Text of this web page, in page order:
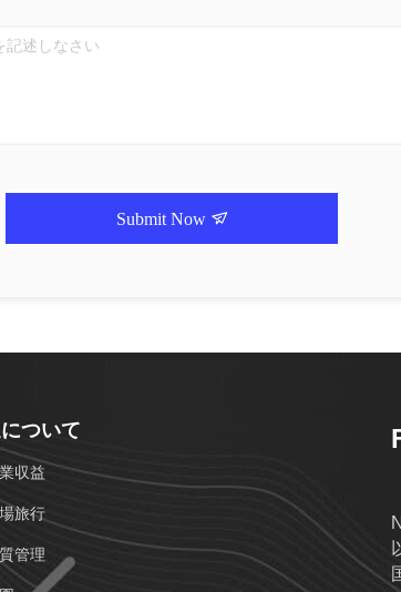
Submit Now
ついて
収益
旅行
管理